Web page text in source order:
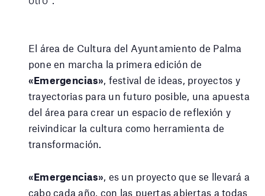
El área de Cultura del Ayuntamiento de Palma
pone en marcha la primera edición de
«Emergencias», festival de ideas, proyectos y
trayectorias para un futuro posible, una apuesta
del área para crear un espacio de reflexión y
reivindicar la cultura como herramienta de
transformación.
«Emergencias», es un proyecto que se llevará a
cabo cada año, con las puertas abiertas a todas